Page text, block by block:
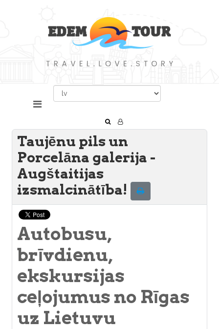
Taujēnu pils un
Porcelāna galerija -
Augštaitijas
izsmalcinātība!
Autobusu,
brīvdienu,
ekskursijas
ceļojumus no Rīgas
uz Lietuvu